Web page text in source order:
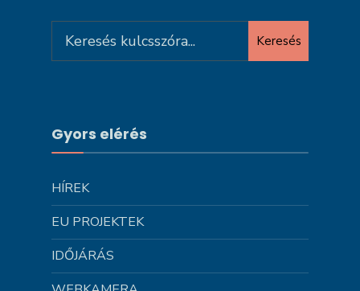
for:
Keresés
Gyors elérés
HÍREK
EU PROJEKTEK
IDŐJÁRÁS